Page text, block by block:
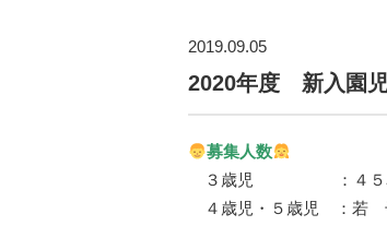
2019.09.05
2020年度 新入園
募集人数
３歳児 ：４５名（２
４歳児・５歳児 ：若